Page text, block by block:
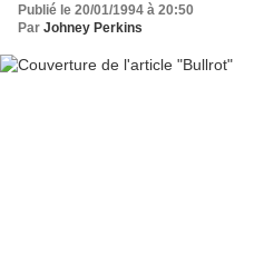
Publié le 20/01/1994 à 20:50
Par Johney Perkins